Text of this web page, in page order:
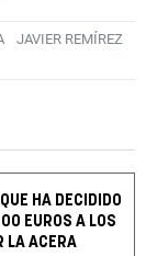
JAVIER REMÍREZ
HA DECIDIDO
EUROS A LOS
LA ACERA